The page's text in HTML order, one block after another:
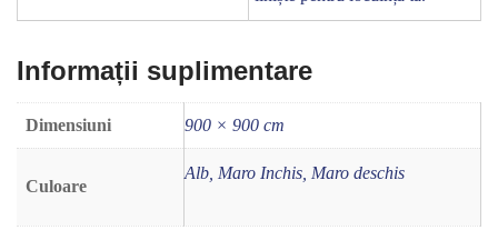
Informații suplimentare
Dimensiuni 900 × 900 cm
Culoare
Alb, Maro Inchis, Maro deschis